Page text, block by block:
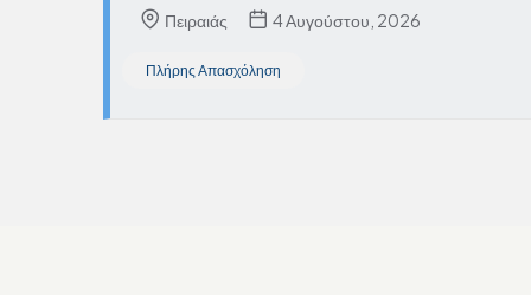
Πειραιάς 4 Αυγούστου, 2026
Πλήρης Απασχόληση